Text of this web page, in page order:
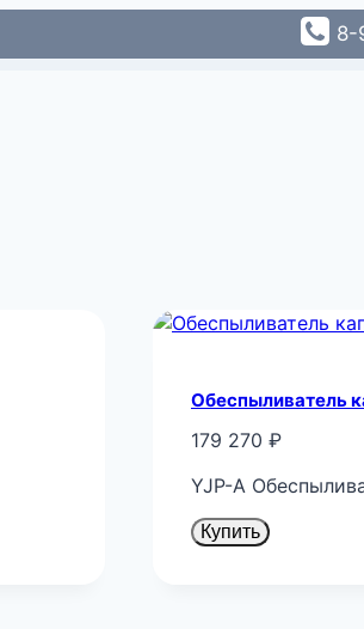
8-
Обеспыливатель
179 270 ₽
YJP-A
Купить